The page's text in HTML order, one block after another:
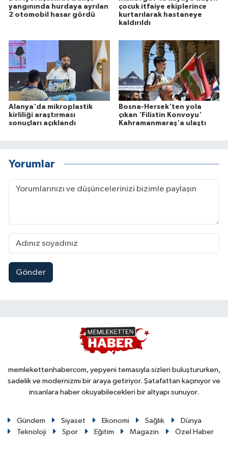
yangınında hurdaya ayrılan
2 otomobil hasar gördü
çocuk itfaiye ekiplerince
kurtarılarak hastaneye
kaldırıldı
Alanya'da mikroplastik
kirliliği araştırması
sonuçları açıklandı
Bosna-Hersek'ten yola
çıkan 'Filistin Konvoyu'
Kahramanmaraş'a ulaştı
Yorumlar
Gönder
memlekettenhabercom, yepyeni temasıyla sizleri buluştururken,
sadelik ve modernizmi bir araya getiriyor. Şatafattan kaçınıyor ve
insanlara haber okuyabilecekleri bir altyapı sunuyor.
Gündem Siyaset Ekonomi Sağlık
Dünya
Teknoloji
Spor Eğitim Magazin Özel Haber